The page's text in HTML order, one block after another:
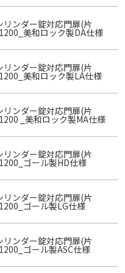
リンダー錠対応門扉(片
美和ロック製DA仕様
リンダー錠対応門扉(片
美和ロック製LA仕様
リンダー錠対応門扉(片
_美和ロック製MA仕様
リンダー錠対応門扉(片
ゴール製HD仕様
リンダー錠対応門扉(片
ゴール製LG仕様
リンダー錠対応門扉(片
ゴール製ASC仕様